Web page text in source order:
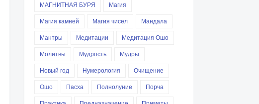
МАГНИТНАЯ БУРЯ
Магия
Магия камней
Магия чисел
Мандала
Мантры
Медитации
Медитация Ошо
Молитвы
Мудрость
Мудры
Новый год
Нумерология
Очищение
Ошо
Пасха Полнолуние
Порча